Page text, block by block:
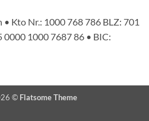
Kto Nr.: 1000 768 786 BLZ: 701
0000 1000 7687 86 • BIC:
© Flatsome Theme